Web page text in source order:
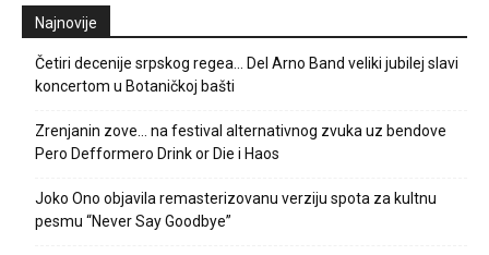
Najnovije
Četiri decenije srpskog regea… Del Arno Band veliki jubilej slavi
koncertom u Botaničkoj bašti
Zrenjanin zove… na festival alternativnog zvuka uz bendove
Pero Defformero Drink or Die i Haos
Joko Ono objavila remasterizovanu verziju spota za kultnu
pesmu “Never Say Goodbye”